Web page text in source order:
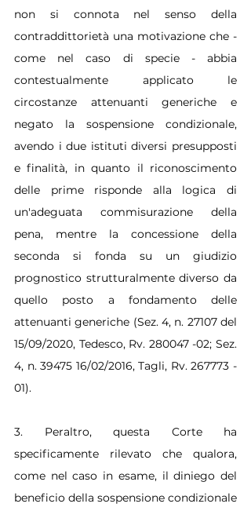
non si connota nel senso della
contraddittorietà una motivazione che -
come nel caso di specie - abbia
contestualmente applicato le
circostanze attenuanti generiche e
negato la sospensione condizionale,
avendo i due istituti diversi presupposti
e finalità, in quanto il riconoscimento
delle prime risponde alla logica di
un'adeguata commisurazione della
pena, mentre la concessione della
seconda si fonda su un giudizio
prognostico strutturalmente diverso da
quello posto a fondamento delle
attenuanti generiche (Sez. 4, n. 27107 del
15/09/2020, Tedesco, Rv. 280047 -02; Sez.
4, n. 39475 16/02/2016, Tagli, Rv. 267773 -
01).
3. Peraltro, questa Corte ha
specificamente rilevato che qualora,
come nel caso in esame, il diniego del
beneficio della sospensione condizionale